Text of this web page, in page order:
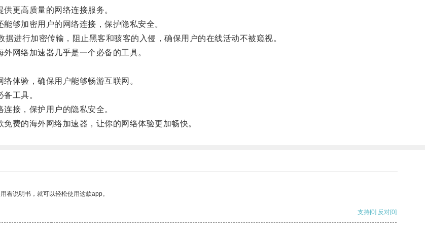
更高质量的网络连接服务。
够加密用户的网络连接，保护隐私安全。
行加密传输，阻止黑客和骇客的入侵，确保用户的在线活动不被窥视。
网络加速器几乎是一个必备的工具。
体验，确保用户能够畅游互联网。
工具。
接，保护用户的隐私安全。
的海外网络加速器，让你的网络体验更加畅快。
看说明书，就可以轻松使用这款app。
支持[0] 反对[0]